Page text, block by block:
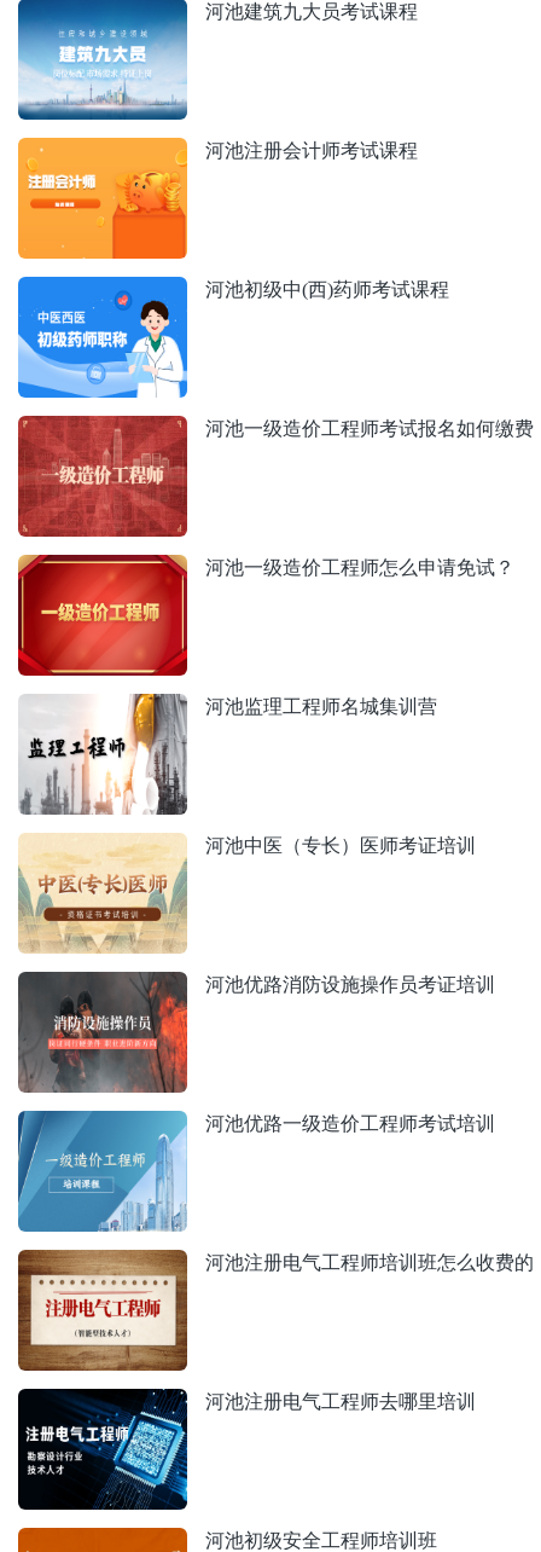
河池建筑九大员考试课程
河池注册会计师考试课程
河池初级中(西)药师考试课程
河池一级造价工程师考试报名如何缴费
河池一级造价工程师怎么申请免试？
河池监理工程师名城集训营
河池中医（专长）医师考证培训
河池优路消防设施操作员考证培训
河池优路一级造价工程师考试培训
河池注册电气工程师培训班怎么收费的
河池注册电气工程师去哪里培训
河池初级安全工程师培训班